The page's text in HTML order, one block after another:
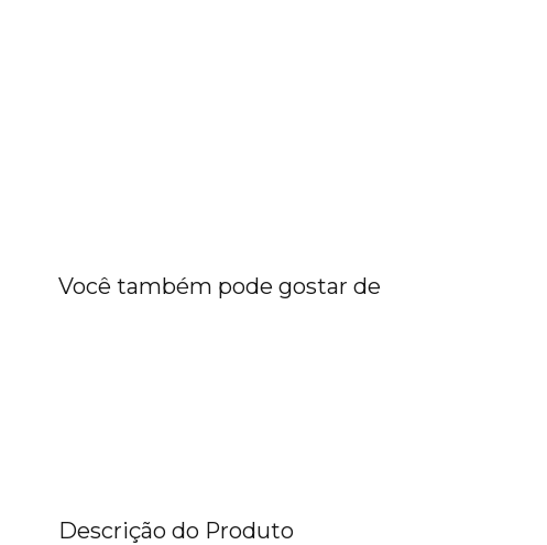
Você também pode gostar de
Descrição do Produto